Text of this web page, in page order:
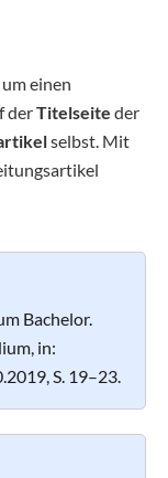
einen
derTitelseite der
selbst. Mit
Bachelor.
in:
S. 19–23.